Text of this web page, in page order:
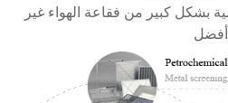
بشكل كبير من فقاعة الهواء غير
أفضل